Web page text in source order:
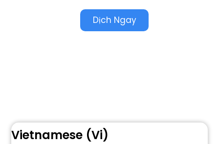
Dịch Ngay
Vietnamese (Vi)